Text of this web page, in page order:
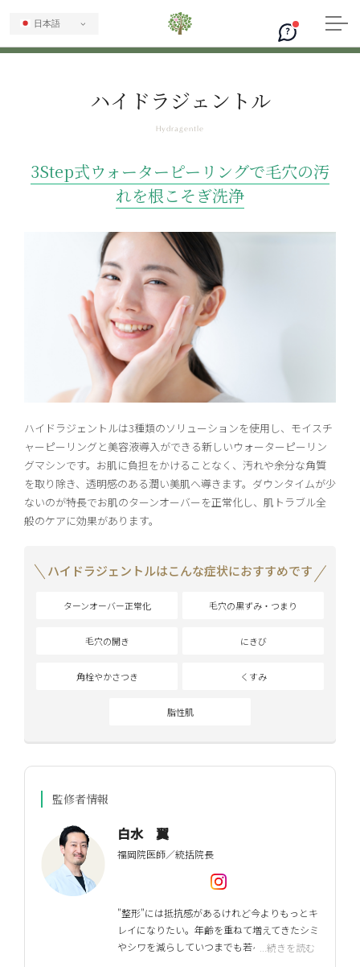
日本語
ハイドラジェントル
3Step式ウォーターピーリングで毛穴の汚
れを根こそぎ洗浄
ハイドラジェントルは3種類のソリューションを使用し、モイスチ
ャーピーリングと美容液導入ができる新しいウォーターピーリン
グマシンです。お肌に負担をかけることなく、汚れや余分な角質
を取り除き、透明感のある潤い美肌へ導きます。ダウンタイムが少
ないのが特長でお肌のターンオーバーを正常化し、肌トラブル全
般のケアに効果があります。
ハイドラジェントルはこんな症状におすすめです
ターンオーバー正常化 毛穴の黒ずみ・つまり
毛穴の開き にきび
角栓やかさつき くすみ
脂性肌
監修者情報
白水 翼
福岡院医師／統括院長
...続きを読む
"整形"には抵抗感があるけれど今よりもっとキ
レイになりたい。年齢を重ねて増えてきたシミ
やシワを減らしていつまでも若々しくいた
?